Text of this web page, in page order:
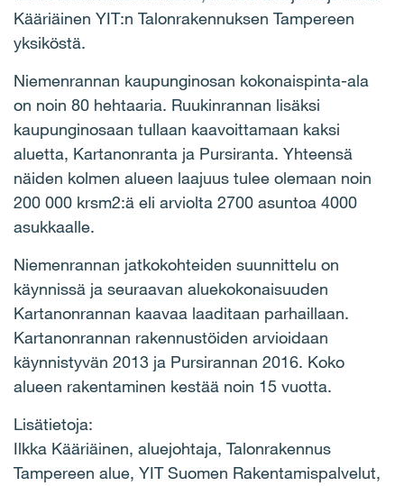
Kääriäinen YIT:n Talonrakennuksen Tampereen
yksiköstä.
Niemenrannan kaupunginosan kokonaispinta-ala
on noin 80 hehtaaria. Ruukinrannan lisäksi
kaupunginosaan tullaan kaavoittamaan kaksi
aluetta, Kartanonranta ja Pursiranta. Yhteensä
näiden kolmen alueen laajuus tulee olemaan noin
200 000 krsm2:ä eli arviolta 2700 asuntoa 4000
asukkaalle.
Niemenrannan jatkokohteiden suunnittelu on
käynnissä ja seuraavan aluekokonaisuuden
Kartanonrannan kaavaa laaditaan parhaillaan.
Kartanonrannan rakennustöiden arvioidaan
käynnistyvän 2013 ja Pursirannan 2016. Koko
alueen rakentaminen kestää noin 15 vuotta.
Lisätietoja:
Ilkka Kääriäinen, aluejohtaja, Talonrakennus
Tampereen alue, YIT Suomen Rakentamispalvelut,